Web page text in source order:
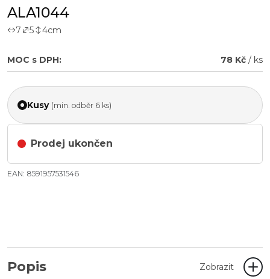
ALA1044
7 5 4cm
MOC s DPH: 78 Kč / ks
Kusy (min. odběr 6 ks)
Prodej ukončen
EAN: 8591957531546
Popis Zobrazit